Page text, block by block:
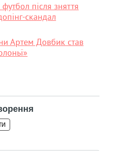
після зняття
скандал
Артем Довбик став